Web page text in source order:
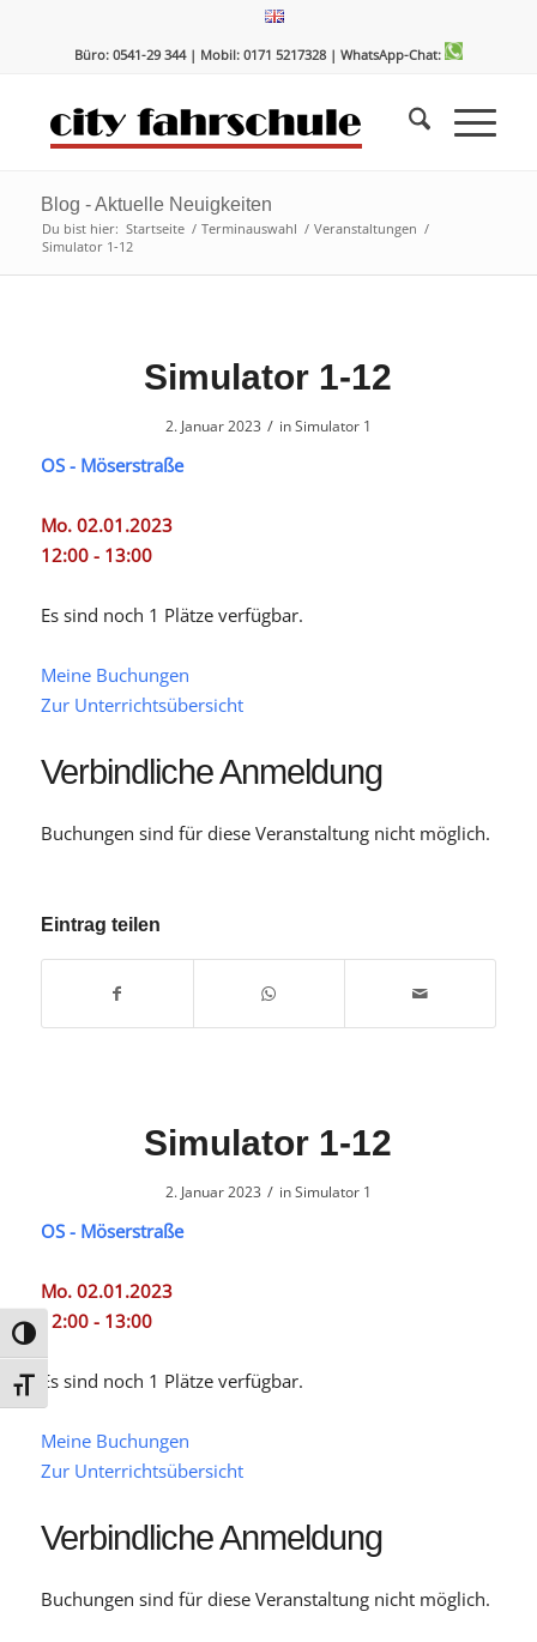
Umschalten auf hohe Kontraste
Schrift vergrößern
Büro: 0541-29 344 | Mobil: 0171 5217328 | WhatsApp-Chat:
Blog - Aktuelle Neuigkeiten
Du bist hier: Startseite / Terminauswahl / Veranstaltungen /
Simulator 1-12
Simulator 1-12
2. Januar 2023 / inSimulator 1
OS - Möserstraße
Mo. 02.01.2023
12:00 - 13:00
Es sind noch 1 Plätze verfügbar.
Meine Buchungen
Zur Unterrichtsübersicht
Verbindliche Anmeldung
Buchungen sind für diese Veranstaltung nicht möglich.
Eintrag teilen
Simulator 1-12
2. Januar 2023 / inSimulator 1
OS - Möserstraße
Mo. 02.01.2023
12:00 - 13:00
Es sind noch 1 Plätze verfügbar.
Meine Buchungen
Zur Unterrichtsübersicht
Verbindliche Anmeldung
Buchungen sind für diese Veranstaltung nicht möglich.